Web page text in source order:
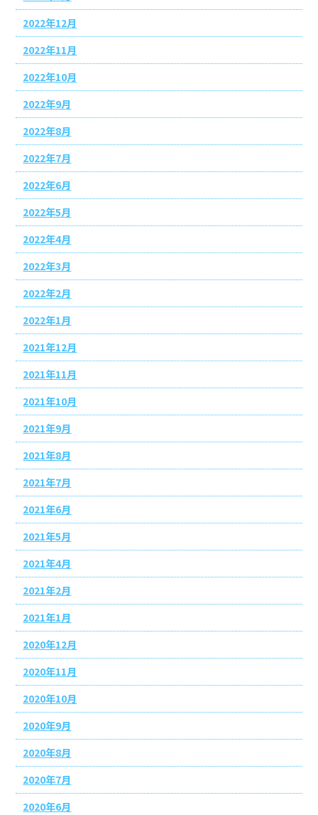
2022年12月
2022年11月
2022年10月
2022年9月
2022年8月
2022年7月
2022年6月
2022年5月
2022年4月
2022年3月
2022年2月
2022年1月
2021年12月
2021年11月
2021年10月
2021年9月
2021年8月
2021年7月
2021年6月
2021年5月
2021年4月
2021年2月
2021年1月
2020年12月
2020年11月
2020年10月
2020年9月
2020年8月
2020年7月
2020年6月